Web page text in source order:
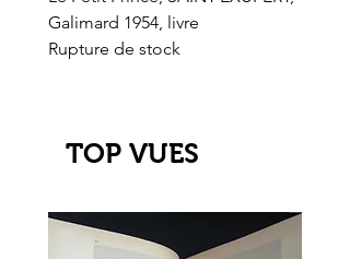
Galimard 1954, livre
Rupture de stock
TOP VUES